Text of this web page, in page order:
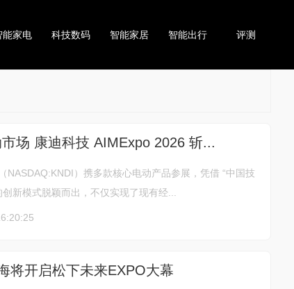
能家电 科技数码 智能家居 智能出行 评测
场 康迪科技 AIMExpo 2026 斩...
NASDAQ:KNDI）携多款核心电动产品参展，凭借 “中国技
新模式脱颖而出，不仅实现了现有经...
将开启松下未来EXPO大幕